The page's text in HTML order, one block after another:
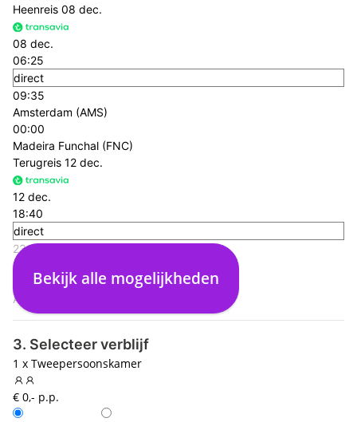
Heenreis 08 dec.
08 dec.
06:25
direct
09:35
Amsterdam (AMS)
00:00
Madeira Funchal (FNC)
Terugreis 12 dec.
12 dec.
18:40
direct
23:50
Madeira Funchal (FNC)
00:00
Amsterdam (AMS)
Bekijk alle mogelijkheden
3. Selecteer verblijf
1 x Tweepersoonskamer
€ 0,- p.p.